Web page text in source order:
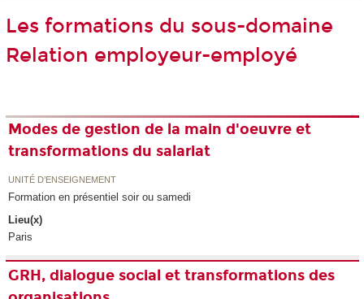
Les formations du sous-domaine
Relation employeur-employé
Modes de gestion de la main d'oeuvre et
transformations du salariat
UNITÉ D’ENSEIGNEMENT
Formation en présentiel soir ou samedi
Lieu(x)
Paris
GRH, dialogue social et transformations des